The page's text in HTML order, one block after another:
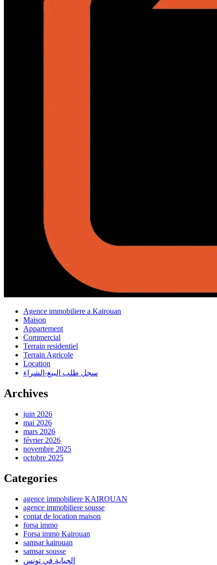
Agence immobiliere a Kairouan
Maison
Appartement
Commercial
Terrain residentiel
Terrain Agricole
Location
سجل طلب البيع-الشراء
Archives
juin 2026
mai 2026
mars 2026
février 2026
novembre 2025
octobre 2025
Categories
agence immobiliere KAIROUAN
agence immobiliere sousse
contat de location maison
forsa immo
Forsa immo Kairouan
samsar kairouan
samsar sousse
الجباية في تونس